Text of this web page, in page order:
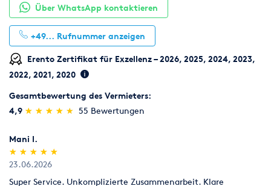
Über WhatsApp kontaktieren
+49... Rufnummer anzeigen
Erento Zertifikat für Exzellenz – 2026, 2025, 2024, 2023,
2022, 2021, 2020
Gesamtbewertung des Vermieters:
4,9 (*)
★
★
(*) ★
★
(*) ★
★
(*) ★
★
(*) ★
★ 55 Bewertungen
Mani I.
(*)
★
★
(*) ★
★
(*) ★
★
(*) ★
★
(*) ★
★
23.06.2026
Super Service. Unkomplizierte Zusammenarbeit. Klare